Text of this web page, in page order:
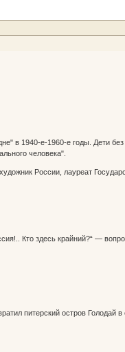
в 1940-е-1960-е годы. Дети
человека".
России, лауреат
Кто здесь крайний?“ —
питерский остров Голодай